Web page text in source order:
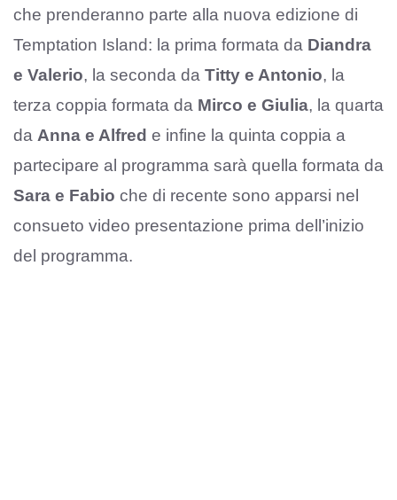
che prenderanno parte alla nuova edizione di
Temptation Island: la prima formata da Diandra
e Valerio, la seconda da Titty e Antonio, la
terza coppia formata da Mirco e Giulia, la quarta
da Anna e Alfred e infine la quinta coppia a
partecipare al programma sarà quella formata da
Sara e Fabio che di recente sono apparsi nel
consueto video presentazione prima dell’inizio
del programma.